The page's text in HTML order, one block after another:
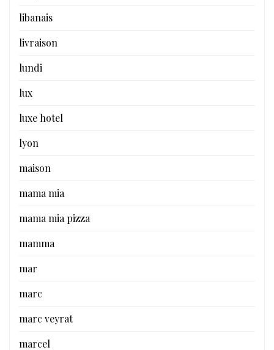
libanais
livraison
lundi
lux
luxe hotel
lyon
maison
mama mia
mama mia pizza
mamma
mar
marc
marc veyrat
marcel